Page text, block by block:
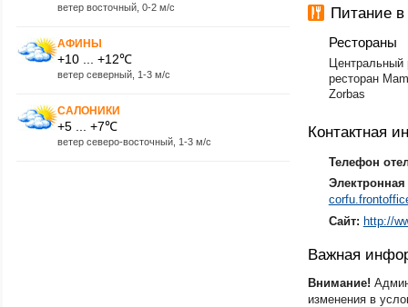
ветер восточный, 0-2 м/с
АФИНЫ
+10 ... +12℃
ветер северный, 1-3 м/с
САЛОНИКИ
+5 ... +7℃
ветер северо-восточный, 1-3 м/с
Питание в
Рестораны
Центральный
ресторан
Zorbas
Контактная
Телефон
Электронная
Сайт: http://
Важная
Внимание!
изменения в